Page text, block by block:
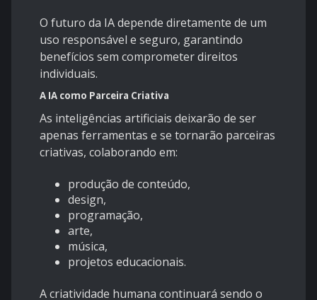
O futuro da IA depende diretamente de um
uso responsável e seguro, garantindo
benefícios sem comprometer direitos
individuais.
A IA como Parceira Criativa
As inteligências artificiais deixarão de ser
apenas ferramentas e se tornarão parceiras
criativas, colaborando em:
produção de conteúdo,
design,
programação,
arte,
música,
projetos educacionais.
A criatividade humana continuará sendo o